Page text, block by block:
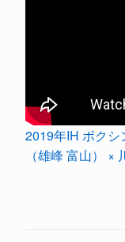
2019年IH ボク
（雄峰 富山） ×